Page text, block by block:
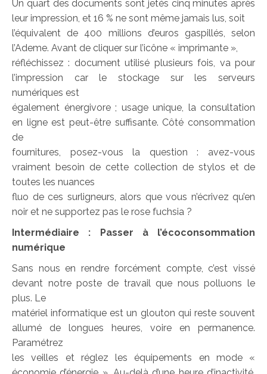
Un quart des documents sont jetés cinq minutes après
leur impression, et 16 % ne sont même jamais lus, soit
l’équivalent de 400 millions d’euros gaspillés, selon
l’Ademe. Avant de cliquer sur l’icône « imprimante »,
réfléchissez : document utilisé plusieurs fois, va pour
l’impression car le stockage sur les serveurs
numériques est
également énergivore ; usage unique, la consultation
en ligne est peut-être suffisante. Côté consommation
de
fournitures, posez-vous la question : avez-vous
vraiment besoin de cette collection de stylos et de
toutes les nuances
fluo de ces surligneurs, alors que vous n’écrivez qu’en
noir et ne supportez pas le rose fuchsia ?
Intermédiaire : Passer à l’écoconsommation
numérique
Sans nous en rendre forcément compte, c’est vissé
devant notre poste de travail que nous polluons le
plus. Le
matériel informatique est un glouton qui reste souvent
allumé de longues heures, voire en permanence.
Paramétrez
les veilles et réglez les équipements en mode «